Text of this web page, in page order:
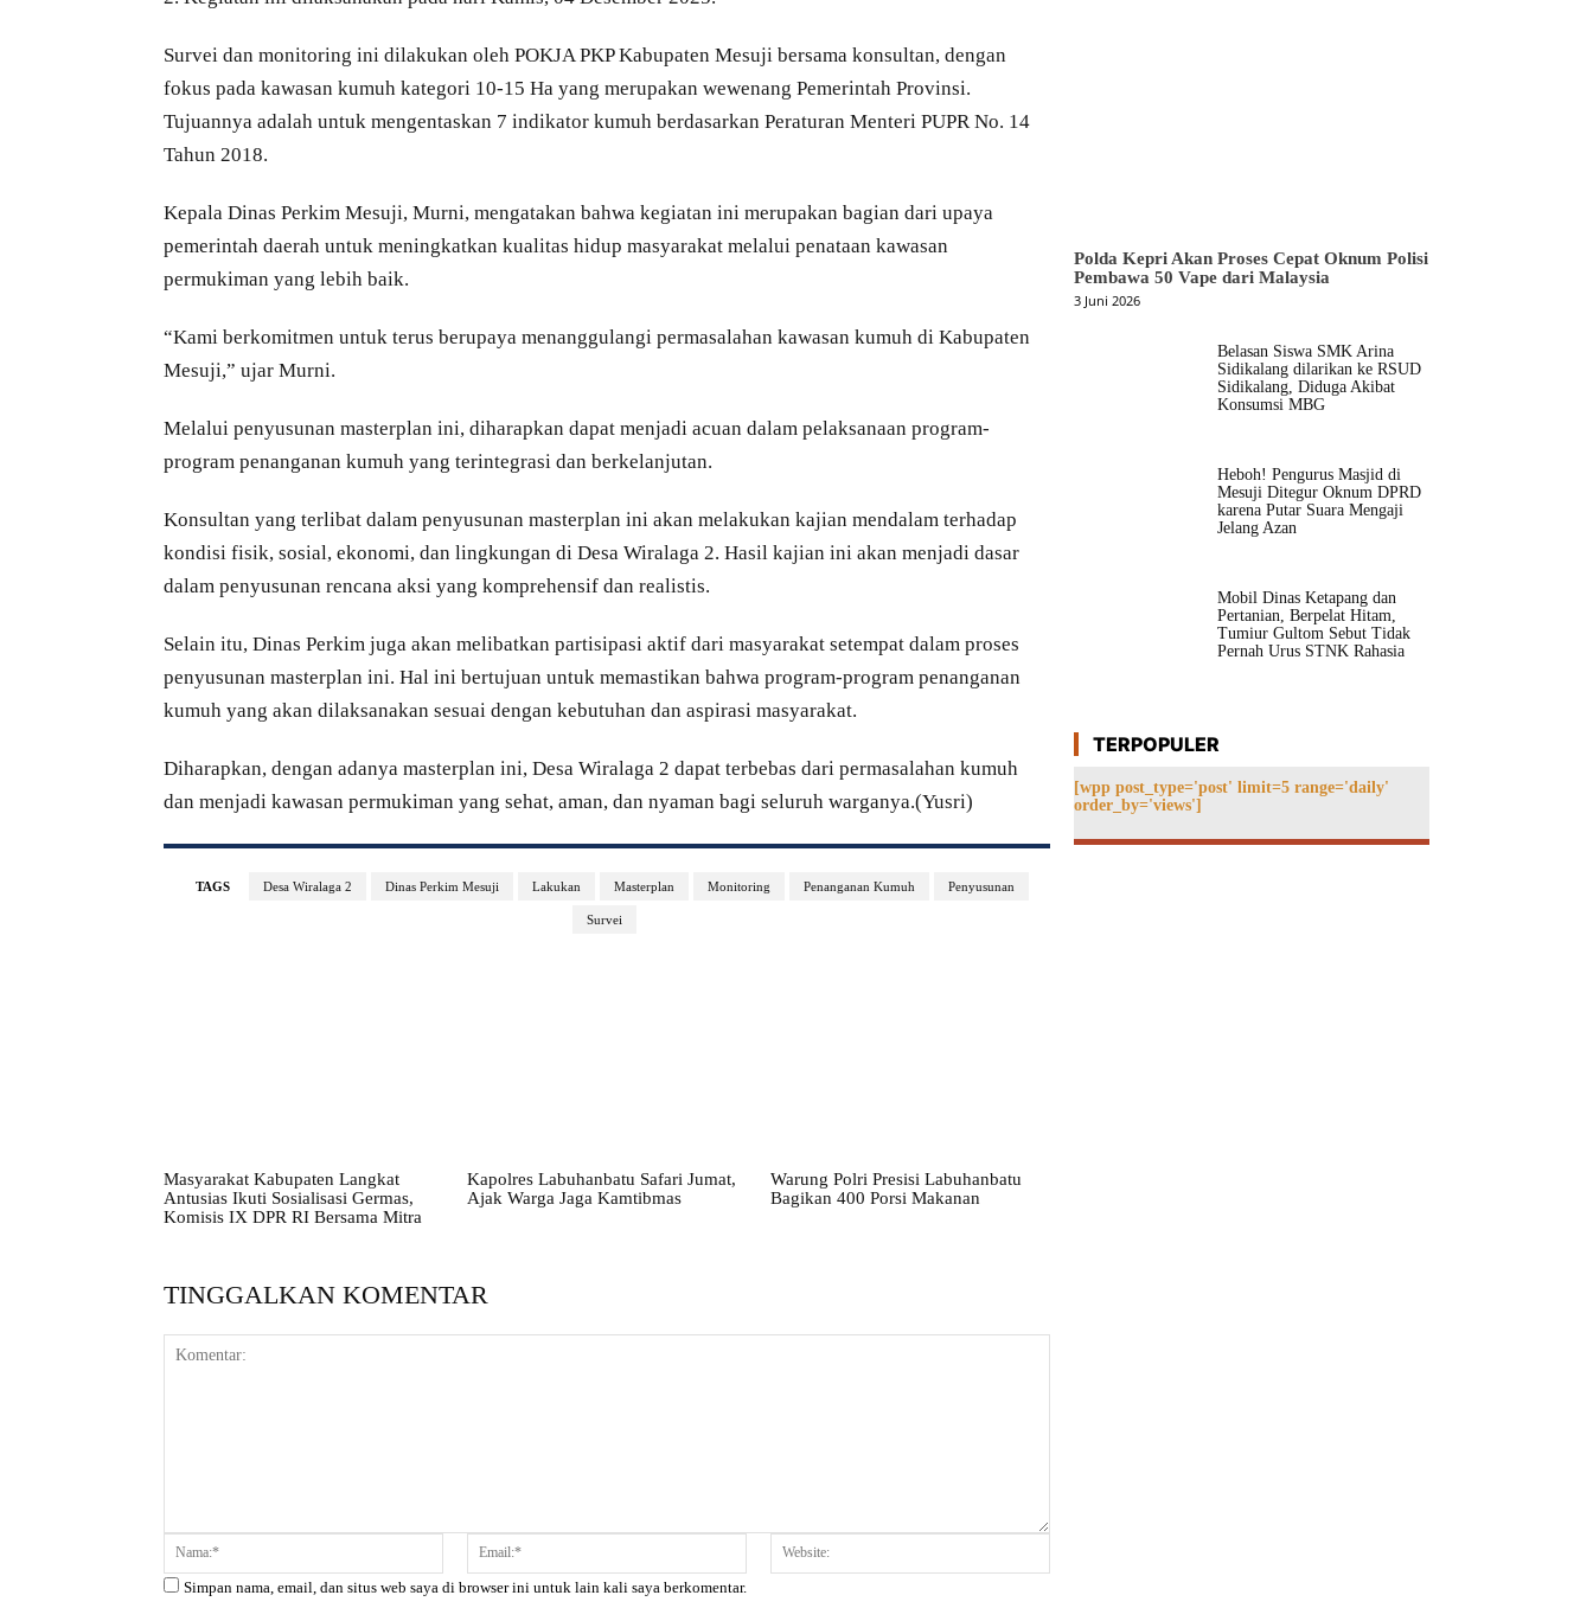
Survei dan monitoring ini dilakukan oleh POKJA PKP Kabupaten Mesuji bersama konsultan, dengan
fokus pada kawasan kumuh kategori 10-15 Ha yang merupakan wewenang Pemerintah Provinsi.
Tujuannya adalah untuk mengentaskan 7 indikator kumuh berdasarkan Peraturan Menteri PUPR No. 14
Tahun 2018.
Kepala Dinas Perkim Mesuji, Murni, mengatakan bahwa kegiatan ini merupakan bagian dari upaya
pemerintah daerah untuk meningkatkan kualitas hidup masyarakat melalui penataan kawasan
permukiman yang lebih baik.
“Kami berkomitmen untuk terus berupaya menanggulangi permasalahan kawasan kumuh di Kabupaten
Mesuji,” ujar Murni.
Melalui penyusunan masterplan ini, diharapkan dapat menjadi acuan dalam pelaksanaan program-
program penanganan kumuh yang terintegrasi dan berkelanjutan.
Konsultan yang terlibat dalam penyusunan masterplan ini akan melakukan kajian mendalam terhadap
kondisi fisik, sosial, ekonomi, dan lingkungan di Desa Wiralaga 2. Hasil kajian ini akan menjadi dasar
dalam penyusunan rencana aksi yang komprehensif dan realistis.
Selain itu, Dinas Perkim juga akan melibatkan partisipasi aktif dari masyarakat setempat dalam proses
penyusunan masterplan ini. Hal ini bertujuan untuk memastikan bahwa program-program penanganan
kumuh yang akan dilaksanakan sesuai dengan kebutuhan dan aspirasi masyarakat.
Diharapkan, dengan adanya masterplan ini, Desa Wiralaga 2 dapat terbebas dari permasalahan kumuh
dan menjadi kawasan permukiman yang sehat, aman, dan nyaman bagi seluruh warganya.(Yusri)
TAGS Desa Wiralaga 2 Dinas Perkim Mesuji Lakukan Masterplan Monitoring Penanganan Kumuh Penyusunan
Survei
Masyarakat Kabupaten Langkat
Antusias Ikuti Sosialisasi Germas,
Komisis IX DPR RI Bersama Mitra
Kapolres Labuhanbatu Safari Jumat,
Ajak Warga Jaga Kamtibmas
Warung Polri Presisi Labuhanbatu
Bagikan 400 Porsi Makanan
TINGGALKAN KOMENTAR
Komentar: Nama:* Email:*
Simpan nama, email, dan situs web saya di browser ini untuk lain kali saya berkomentar.
Polda Kepri Akan Proses Cepat Oknum Polisi
Pembawa 50 Vape dari Malaysia
3 Juni 2026
Belasan Siswa SMK Arina
Sidikalang dilarikan ke RSUD
Sidikalang, Diduga Akibat
Konsumsi MBG
Heboh! Pengurus Masjid di
Mesuji Ditegur Oknum DPRD
karena Putar Suara Mengaji
Jelang Azan
Mobil Dinas Ketapang dan
Pertanian, Berpelat Hitam,
Tumiur Gultom Sebut Tidak
Pernah Urus STNK Rahasia
TERPOPULER
[wpp post_type='post' limit=5 range='daily'
order_by='views']